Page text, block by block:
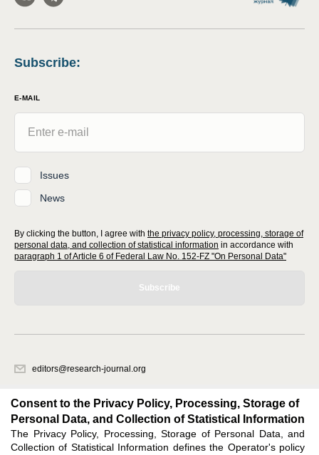
Subscribe:
E-MAIL
Issues
News
By clicking the button, I agree with the privacy policy, processing, storage of
personal data, and collection of statistical information in accordance with
paragraph 1 of Article 6 of Federal Law No. 152-FZ "On Personal Data"
Subscribe
editors@research-journal.org
office 1
Feedback
Consent to the Privacy Policy, Processing, Storage of
Personal Data, and Collection of Statistical Information
The Privacy Policy, Processing, Storage of Personal Data, and
Collection of Statistical Information defines the Operator's policy